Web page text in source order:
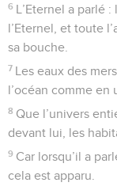
6 L’Eternel a parlé
l’Eternel, et toute
sa bouche.
7 Les eaux des
l’océan comme en
8 Que l’univers
devant lui, les
9 Car lorsqu’il a
cela est apparu.